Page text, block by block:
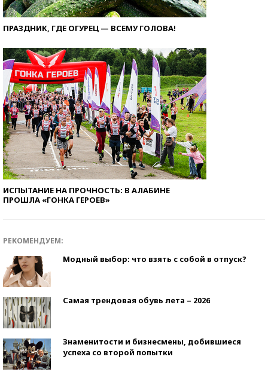
ПРАЗДНИК, ГДЕ ОГУРЕЦ — ВСЕМУ ГОЛОВА!
ИСПЫТАНИЕ НА ПРОЧНОСТЬ: В АЛАБИНЕ
ПРОШЛА «ГОНКА ГЕРОЕВ»
РЕКОМЕНДУЕМ:
Модный выбор: что взять с собой в отпуск?
Самая трендовая обувь лета – 2026
Знаменитости и бизнесмены, добившиеся
успеха со второй попытки